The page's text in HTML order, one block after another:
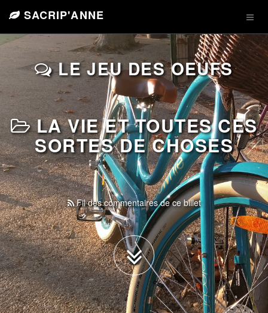
SACRIP'ANNE
LE JEU DES OEUFS
LA VIE ET TOUTES CES
SORTES DE CHOSES
Fil des commentaires de ce billet